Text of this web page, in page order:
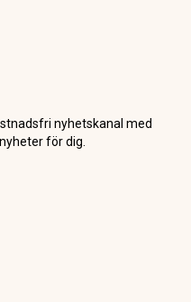
nyhetskanal med
för dig.